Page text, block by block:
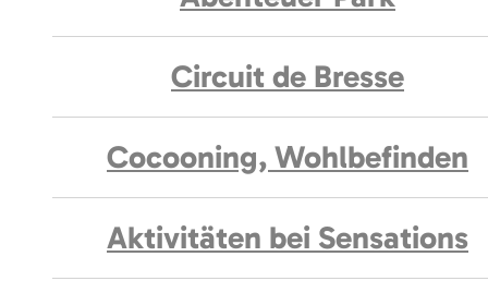
Circuit de Bresse
Cocooning, Wohlbefinden
Aktivitäten bei Sensations